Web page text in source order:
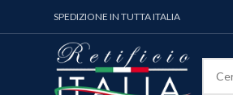
SPEDIZIONE IN TUTTA ITALIA